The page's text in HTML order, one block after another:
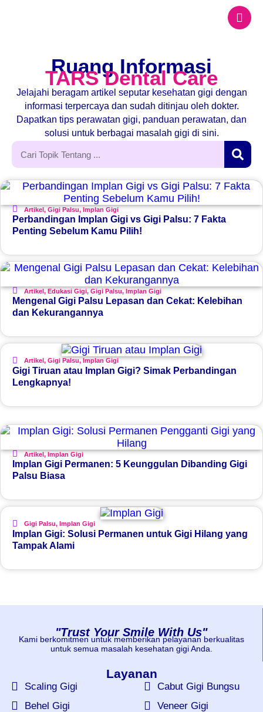
Ruang Informasi
TARS Dental Care
Jelajahi beragam artikel seputar kesehatan gigi dengan
informasi terpercaya dan sudah ditinjau oleh dokter.
Dapatkan tips perawatan gigi, panduan perawatan, dan
solusi untuk berbagai masalah gigi di sini.
Artikel,Gigi Palsu,Implan Gigi
Perbandingan Implan Gigi vs Gigi Palsu: 7 Fakta
Penting Sebelum Kamu Pilih!
Artikel,Edukasi Gigi,Gigi Palsu,Implan Gigi
Mengenal Gigi Palsu Lepasan dan Cekat: Kelebihan
dan Kekurangannya
Artikel , Gigi Palsu, Implan Gigi
Gigi Tiruan atau Implan Gigi? Simak Perbandingan
Lengkapnya!
Artikel,Implan Gigi
Implan Gigi Permanen: 5 Keunggulan Dibanding Gigi
Palsu Biasa
Gigi Palsu, Implan Gigi
Implan Gigi: Solusi Permanen untuk Gigi Hilang yang
Tampak Alami
"Trust Your Smile With Us"
Kami berkomitmen untuk memberikan pelayanan berkualitas
untuk semua masalah kesehatan gigi Anda.
Layanan
Scaling Gigi
Behel Gigi
Cabut Gigi Bungsu
Veneer Gigi